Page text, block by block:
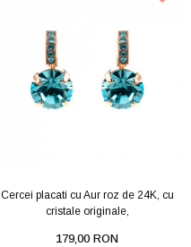
Cercei placati cu Aur roz de 24K, cu
cristale originale,
179,00 RON